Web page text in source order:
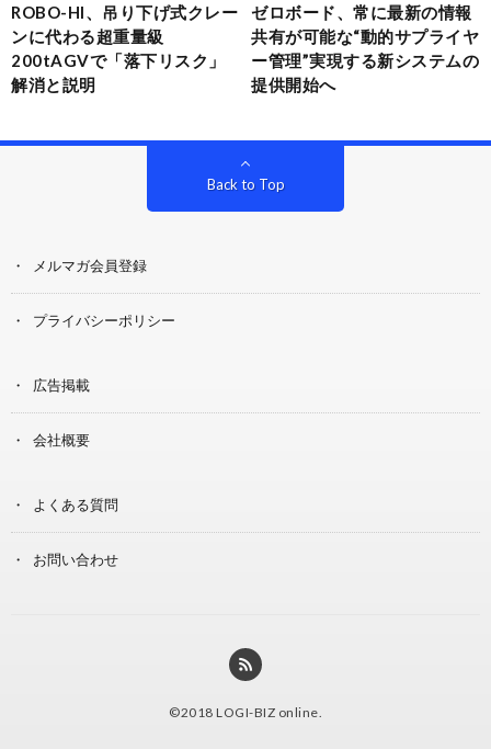
ROBO-HI、吊り下げ式クレー
ンに代わる超重量級
200tAGVで「落下リスク」
解消と説明
ゼロボード、常に最新の情報
共有が可能な“動的サプライヤ
ー管理”実現する新システムの
提供開始へ
Back to Top
メルマガ会員登録
プライバシーポリシー
広告掲載
会社概要
よくある質問
お問い合わせ
©2018 LOGI-BIZ online